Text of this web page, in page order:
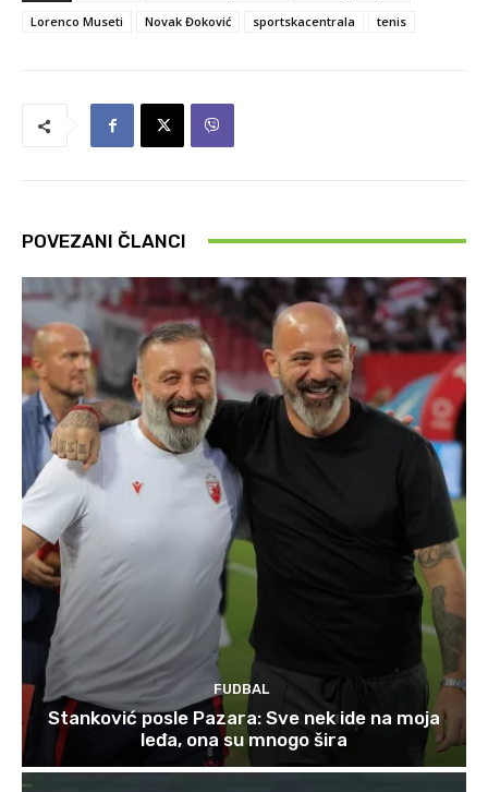
Lorenco Museti
Novak Đoković sportskacentrala tenis
POVEZANI ČLANCI
FUDBAL
Stanković posle Pazara: Sve nek ide na moja
leđa, ona su mnogo šira